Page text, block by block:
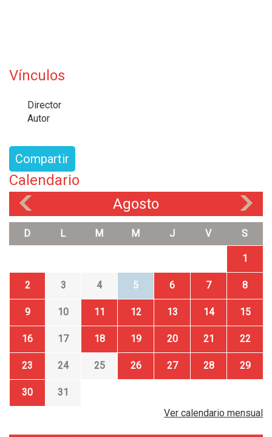
Vínculos
Director
Autor
Compartir
Calendario
Agosto
D L M M J V S
1
2 3 4 5 6 7 8
9 10 11 12 13 14 15
16 17 18 19 20 21 22
23 24 25 26 27 28 29
30
31
Ver calendario mensual